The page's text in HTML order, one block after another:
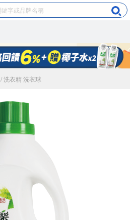
/ 洗衣精 洗衣球